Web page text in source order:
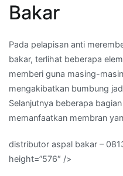
Bakar
Pada pelapisan anti
bakar, terlihat beberapa
memberi guna masing-
mengakibatkan bumbung
Selanjutnya beberapa
memanfaatkan membran
distributor aspal bakar –
height=”576″ />